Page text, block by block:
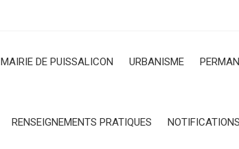
MAIRIE DE PUISSALICON URBANISME
RENSEIGNEMENTS PRATIQUES